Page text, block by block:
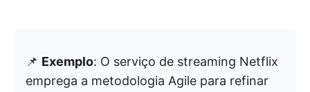
📌 Exemplo: O serviço de streaming Netflix
emprega a metodologia Agile para refinar